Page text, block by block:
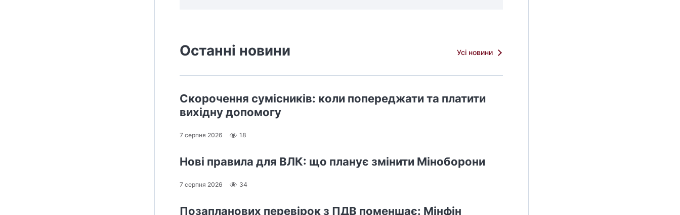
Останні новини Усі новини
Скорочення сумісників: коли попереджати та платити
вихідну допомогу
7 серпня 2026 18
Нові правила для ВЛК: що планує змінити Міноборони
7 серпня 2026 34
Позапланових перевірок з ПДВ поменшає: Мінфін